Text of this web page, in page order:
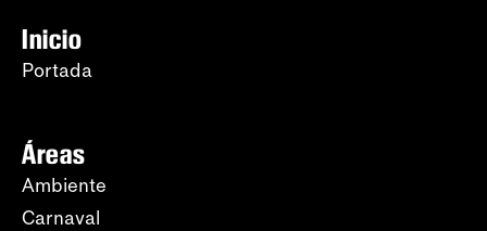
Inicio
Portada
Áreas
Ambiente
Carnaval